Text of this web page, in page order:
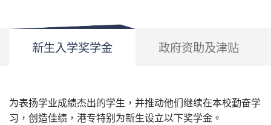
新生入学奖学金 政府资助及津贴
为表扬学业成绩杰出的学生，并推动他们继续在本校勤奋学
习，创造佳绩，港专特别为新生设立以下奖学金。